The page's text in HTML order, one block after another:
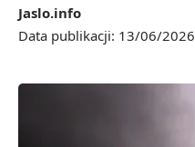
Data publikacji: 13/06/2026
Jaslo.info